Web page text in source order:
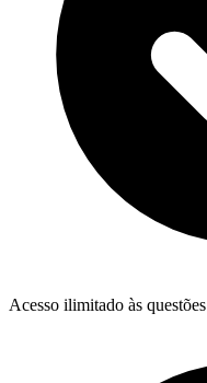
Acesso ilimitado às questões